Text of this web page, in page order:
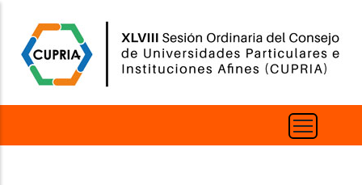
contenido
principal